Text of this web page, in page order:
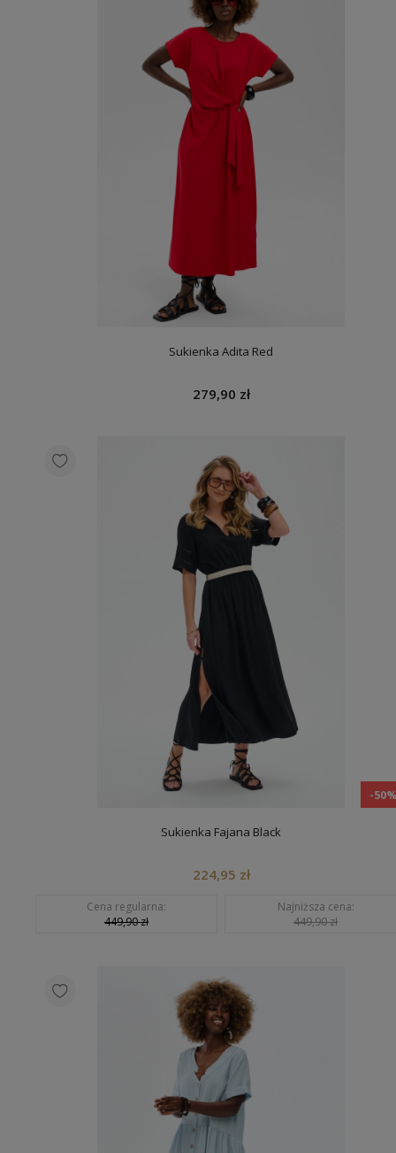
Sukienka Adita Red
279,90 zł
-
Sukienka Fajana Black
224,95 zł
Cena regularna:
449,90 zł
Najniższa cena:
449,90 zł